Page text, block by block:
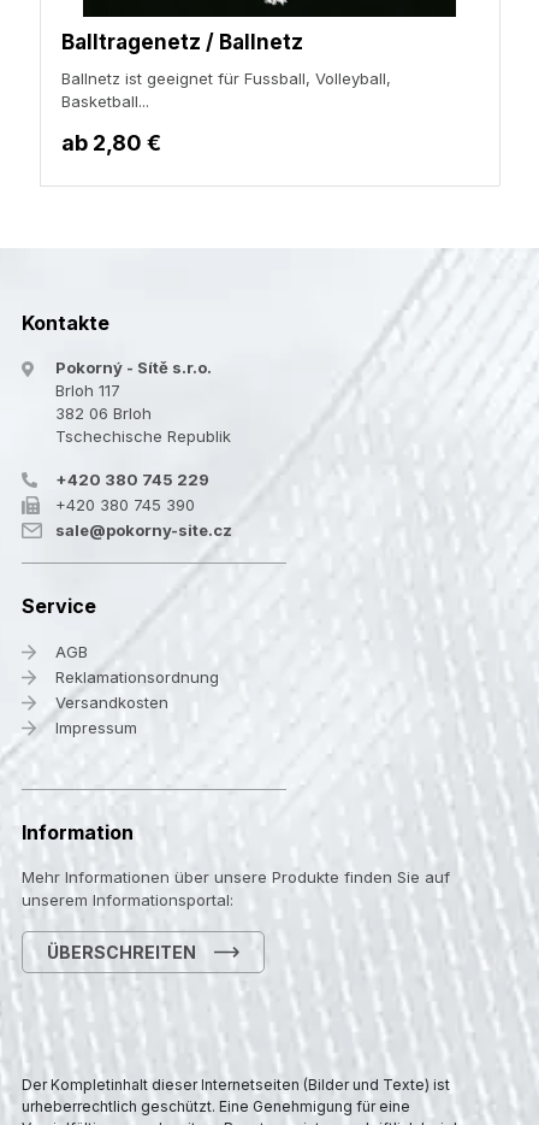
Balltragenetz / Ballnetz
Ballnetz ist geeignet für Fussball, Volleyball,
Basketball...
ab 2,80 €
Kontakte
Pokorný - Sítě s.r.o.
Brloh 117
382 06 Brloh
Tschechische Republik
+420 380 745 229
+420 380 745 390
sale@pokorny-site.cz
Service
AGB
Reklamationsordnung
Versandkosten
Impressum
Information
Mehr Informationen über unsere Produkte finden Sie auf
unserem Informationsportal:
ÜBERSCHREITEN
Der Kompletinhalt dieser Internetseiten (Bilder und Texte) ist
urheberrechtlich geschützt. Eine Genehmigung für eine